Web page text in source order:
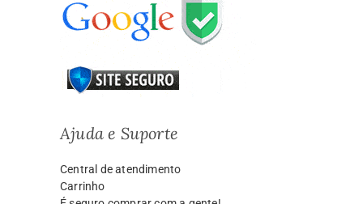
Ajuda e Suporte
Central de atendimento
Carrinho